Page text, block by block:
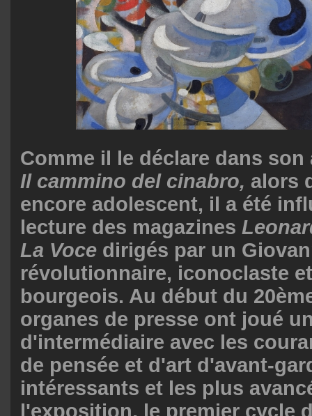
Comme il le déclare dans
Il cammino del cinabro, alors
encore adolescent, il a été
lecture des magazines
La Voce dirigés par un
révolutionnaire, iconoclaste
bourgeois. Au début du
organes de presse ont joué
d'intermédiaire avec les
de pensée et d'art d'avant-
intéressants et les plus
l'exposition, le premier cycle